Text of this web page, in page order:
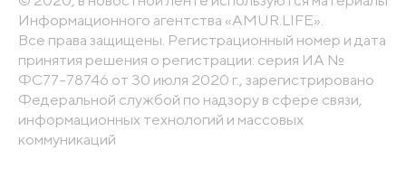
Информационного агентства «AMUR.LIFE».
Все права защищены. Регистрационный номер и дата
принятия решения о регистрации: серия ИА №
ФС77-78746 от 30 июля 2020 г., зарегистрировано
Федеральной службой по надзору в сфере связи,
информационных технологий и массовых
коммуникаций